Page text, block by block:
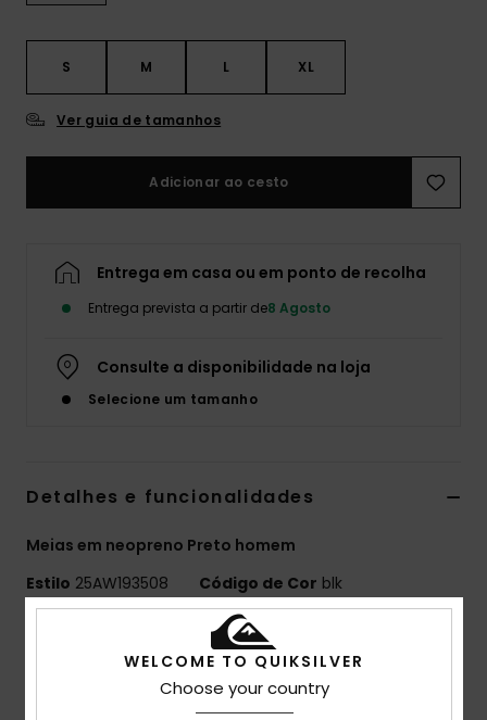
S M L XL
Ver guia de tamanhos
Adicionar ao cesto
Entrega em casa ou em ponto de recolha
Entrega prevista a partir de8 Agosto
Consulte a disponibilidade na loja
Selecione um tamanho
Detalhes e funcionalidades
Meias em neopreno Preto homem
Estilo 25AW193508 Código de Cor blk
MARATHON SESSIONS
Tecido exterior: CHAMPION STRETCH - 93,2% nylon
WELCOME TO QUIKSILVER
Choose your country